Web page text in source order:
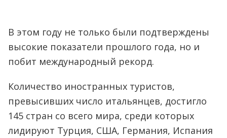
В этом году не только были подтверждены
высокие показатели прошлого года, но и
побит международный рекорд.
Количество иностранных туристов,
превысивших число итальянцев, достигло
145 стран со всего мира, среди которых
лидируют Турция, США, Германия, Испания